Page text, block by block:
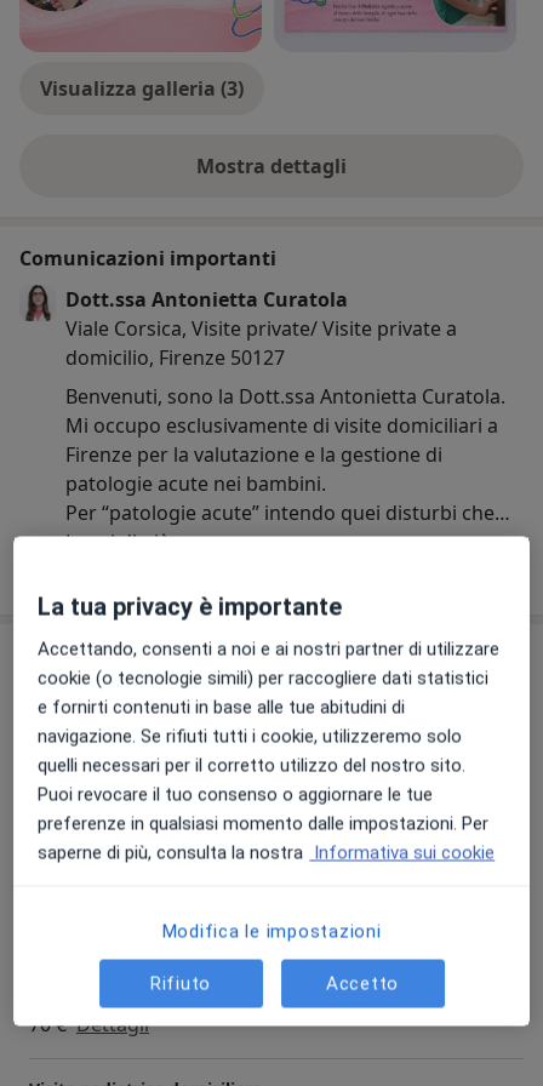
Come contattarmi
Per informazioni o per richiedere una visita potete:
-chiamare il numero presente sul profilo, che viene
-contattarmi direttamente al n° 3516203378
Visualizza galleria (3)
Mostra dettagli
sull'esperienza
Comunicazioni importanti
Dott.ssa Antonietta Curatola
Viale Corsica, Visite private/ Visite private a
domicilio, Firenze 50127
Benvenuti, sono la Dott.ssa Antonietta Curatola.
Mi occupo esclusivamente di visite domiciliari a
Firenze per la valutazione e la gestione di
patologie acute nei bambini.
Per “patologie acute” intendo quei disturbi che
compaiono all’improvviso e richiedono una
esempi sono:
-febbre esordita da poche ore
-mal di gola o linfadenopatie
-tosse e/o difficoltà respiratorie di nuova
insorgenza
-rash cutanei o altre condizioni dermatologiche
-otalgia o dolori acuti
-vomito, diarrea, dolore addominale o sintomi
gastrointestinali improvvisi
-condizioni che preoccupano il genitore e
In caso di necessità è possibile effettuare anche a
domicilio TAMPONE FARINGEO PER
STREPTOCOCCO o ESAME DELLE URINE, con un
leggero sovrapprezzo.
Se durante la valutazione emergesse la necessità
di eseguire ulteriori accertamenti o procedure
Leggi di più
Prestazioni e prezzi
Consulenza online
50 € Dettagli Prenota una visita
Visita pediatrica
90 € Dettagli
Visita pediatrica di controllo
70 € Dettagli
La tua privacy è importante
Accettando, consenti a noi e ai nostri partner di utilizzare
cookie (o tecnologie simili) per raccogliere dati statistici
e fornirti contenuti in base alle tue abitudini di
navigazione. Se rifiuti tutti i cookie, utilizzeremo solo
quelli necessari per il corretto utilizzo del nostro sito.
Puoi revocare il tuo consenso o aggiornare le tue
preferenze in qualsiasi momento dalle impostazioni. Per
saperne di più, consulta la nostra Informativa sui cookie
Modifica le impostazioni
Rifiuto Accetto